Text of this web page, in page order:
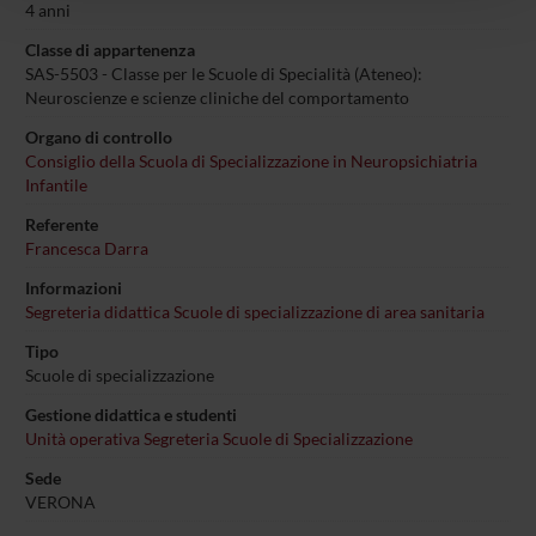
con altre informazioni che hai fornito loro o che hanno
raccolto dal tuo utilizzo dei loro servizi.
4 anni
Classe di appartenenza
SAS-5503 - Classe per le Scuole di Specialità (Ateneo):
Neuroscienze e scienze cliniche del comportamento
Organo di controllo
Consiglio della Scuola di Specializzazione in Neuropsichiatria
Infantile
Referente
Francesca Darra
Informazioni
Segreteria didattica Scuole di specializzazione di area sanitaria
Tipo
Scuole di specializzazione
Gestione didattica e studenti
Unità operativa Segreteria Scuole di Specializzazione
Sede
VERONA